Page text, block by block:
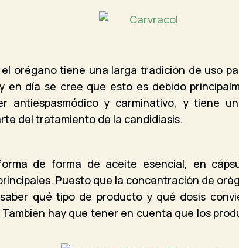
orégano tiene una larga tradición de uso
en día se cree que esto es debido
antiespasmódico y carminativo, y tiene
del tratamiento de la candidiasis.
de forma de aceite esencial, en
Puesto que la concentración de
qué tipo de producto y qué dosis
hay que tener en cuenta que los